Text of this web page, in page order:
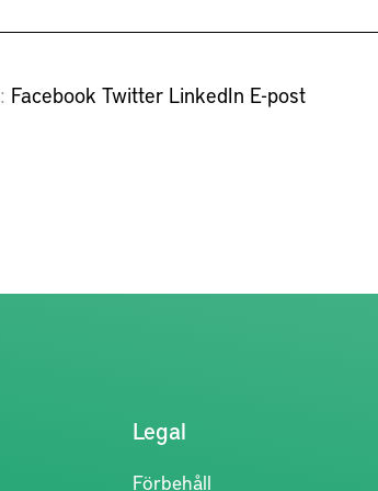
Facebook Twitter LinkedIn E-post
Legal
Förbehåll